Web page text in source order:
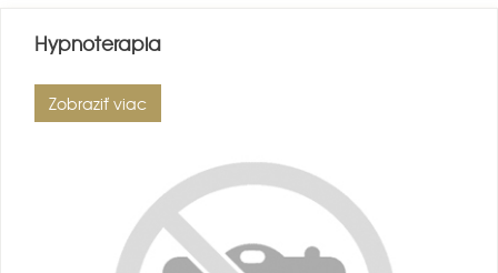
Hypnoterapia
Zobraziť viac